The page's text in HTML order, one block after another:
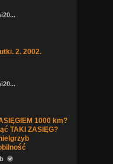
2. 2002.
1000 km?
TAKI ZASIĘG?